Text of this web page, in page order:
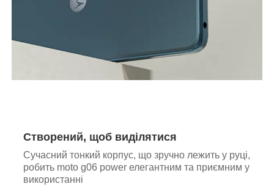
Створений, щоб виділятися
Сучасний тонкий корпус, що зручно лежить у руці,
робить moto g06 power елегантним та приємним у
використанні